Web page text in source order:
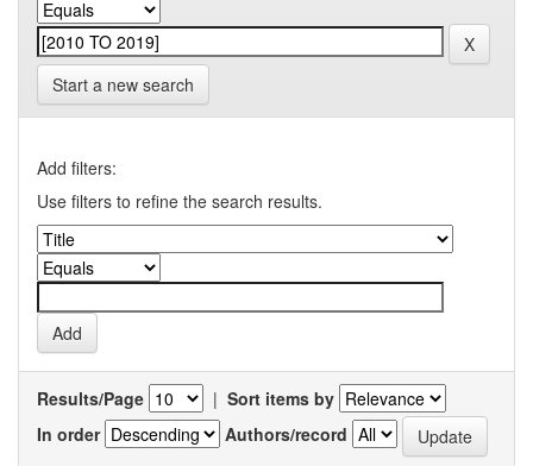
Start a new search
Add filters:
Use filters to refine the search results.
Results/Page | Sort items by
In order
Authors/record